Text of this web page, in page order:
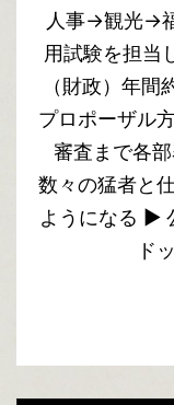
人事→観光→
用試験を担当
（財政）年
プロポーザル
審査まで各
数々の猛者と
ようになる ▶︎
ド